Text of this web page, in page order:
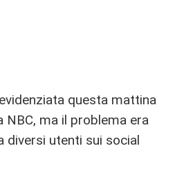
questa mattina
NBC, ma il problema era
diversi utenti sui social